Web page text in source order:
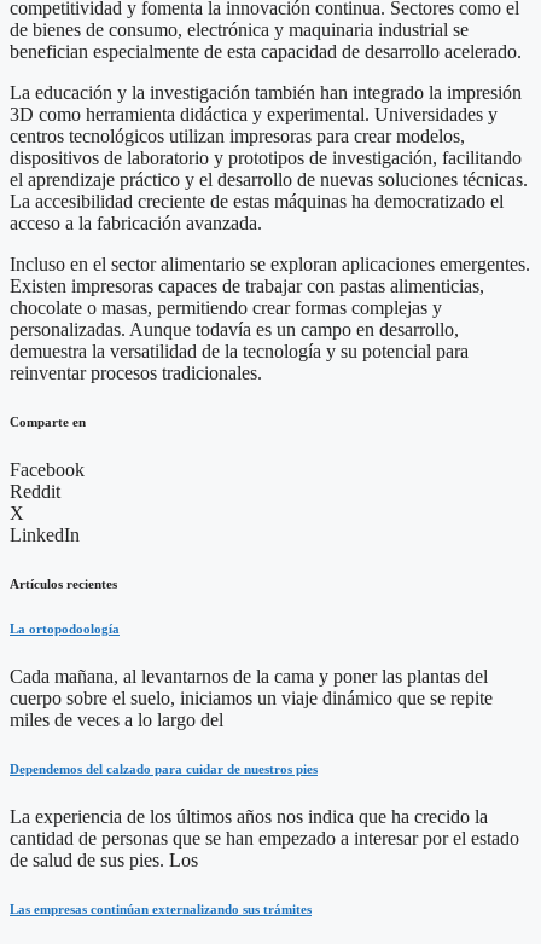
competitividad y fomenta la innovación continua. Sectores como el
de bienes de consumo, electrónica y maquinaria industrial se
benefician especialmente de esta capacidad de desarrollo acelerado.
La educación y la investigación también han integrado la impresión
3D como herramienta didáctica y experimental. Universidades y
centros tecnológicos utilizan impresoras para crear modelos,
dispositivos de laboratorio y prototipos de investigación, facilitando
el aprendizaje práctico y el desarrollo de nuevas soluciones técnicas.
La accesibilidad creciente de estas máquinas ha democratizado el
acceso a la fabricación avanzada.
Incluso en el sector alimentario se exploran aplicaciones emergentes.
Existen impresoras capaces de trabajar con pastas alimenticias,
chocolate o masas, permitiendo crear formas complejas y
personalizadas. Aunque todavía es un campo en desarrollo,
demuestra la versatilidad de la tecnología y su potencial para
reinventar procesos tradicionales.
Comparte en
Facebook
Reddit
X
LinkedIn
Artículos recientes
La ortopodoología
Cada mañana, al levantarnos de la cama y poner las plantas del
cuerpo sobre el suelo, iniciamos un viaje dinámico que se repite
miles de veces a lo largo del
Dependemos del calzado para cuidar de nuestros pies
La experiencia de los últimos años nos indica que ha crecido la
cantidad de personas que se han empezado a interesar por el estado
de salud de sus pies. Los
Las empresas continúan externalizando sus trámites